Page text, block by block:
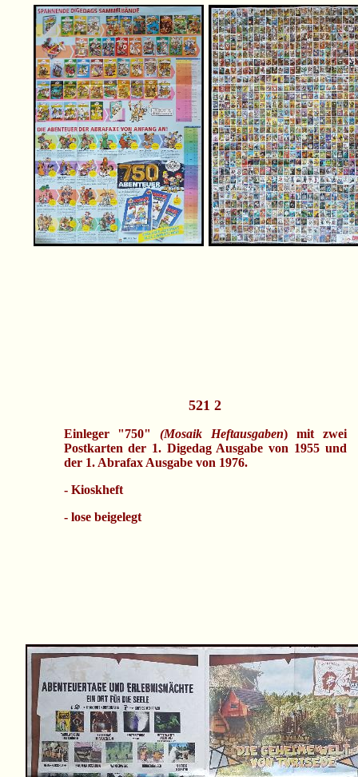
521 2
Einleger "750"(Mosaik Heftausgaben) mit zwei
Postkarten der 1. Digedag Ausgabe von 1955 und
der 1. Abrafax Ausgabe von 1976.
- Kioskheft
- lose beigelegt